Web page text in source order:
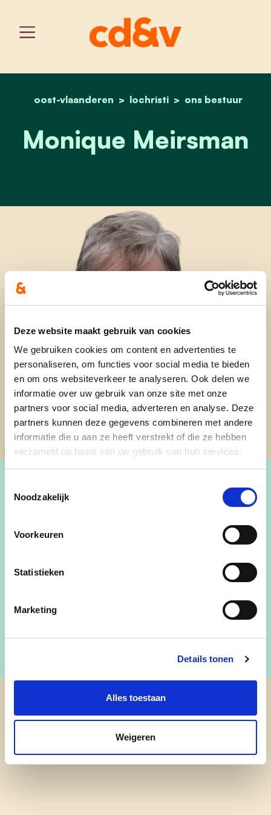
Deze website maakt gebruik van cookies
We gebruiken cookies om content en advertenties te
personaliseren, om functies voor social media te bieden
en om ons websiteverkeer te analyseren. Ook delen we
informatie over uw gebruik van onze site met onze
partners voor social media, adverteren en analyse. Deze
partners kunnen deze gegevens combineren met andere
informatie die u aan ze heeft verstrekt of die ze hebben
verzameld op basis van uw gebruik van hun services.
Noodzakelijk
Voorkeuren
Statistieken
Marketing
Details tonen
Alles toestaan
Weigeren
home
oost-vlaanderen lochristi ons bestuur
monique meirsman
Monique Meirsman
(Wachtebeke), gepensioneerd
Wachtebeke
Zorgen voor het welzijn van de senioren
cd&v Lochristi